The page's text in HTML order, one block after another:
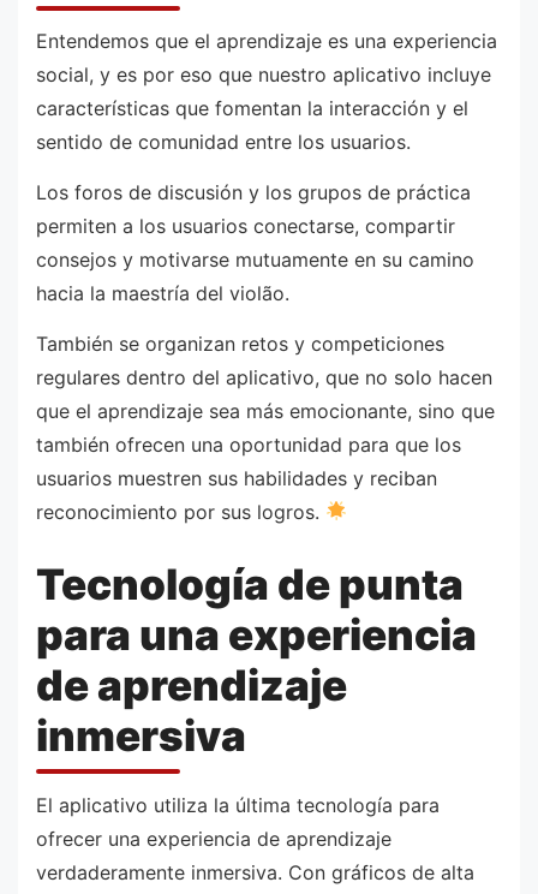
Entendemos que el aprendizaje es una experiencia
social, y es por eso que nuestro aplicativo incluye
características que fomentan la interacción y el
sentido de comunidad entre los usuarios.
Los foros de discusión y los grupos de práctica
permiten a los usuarios conectarse, compartir
consejos y motivarse mutuamente en su camino
hacia la maestría del violão.
También se organizan retos y competiciones
regulares dentro del aplicativo, que no solo hacen
que el aprendizaje sea más emocionante, sino que
también ofrecen una oportunidad para que los
usuarios muestren sus habilidades y reciban
reconocimiento por sus logros.
Tecnología de punta
para una experiencia
de aprendizaje
inmersiva
El aplicativo utiliza la última tecnología para
ofrecer una experiencia de aprendizaje
verdaderamente inmersiva. Con gráficos de alta